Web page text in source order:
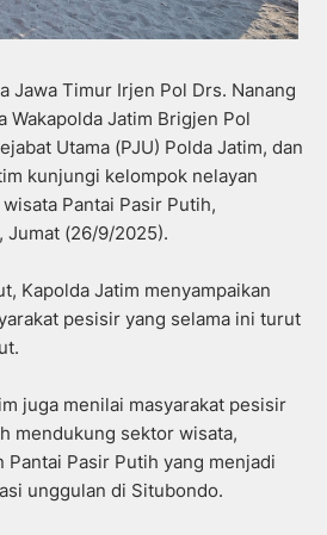
Jawa Timur Irjen Pol Drs. Nanang
Wakapolda Jatim Brigjen Pol
Utama (PJU) Polda Jatim, dan
kunjungi kelompok nelayan
Pantai Pasir Putih,
Jumat (26/9/2025).
Kapolda Jatim menyampaikan
pesisir yang selama ini turut
juga menilai masyarakat pesisir
mendukung sektor wisata,
Pantai Pasir Putih yang menjadi
unggulan di Situbondo.